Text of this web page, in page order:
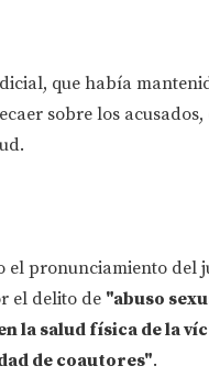
que había
sobre los acusados,
el pronunciamiento del
el delito de "abuso
la salud física de la
de coautores".